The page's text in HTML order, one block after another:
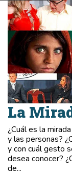
La
¿Cuál es la
y las personas?
y con cuál gesto
desea conocer?
de...